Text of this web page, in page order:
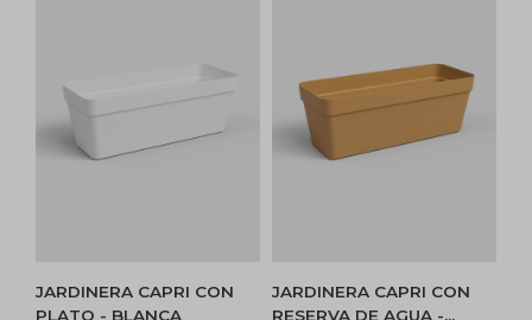
JARDINERA CAPRI CON
PLATO - BLANCA
JARDINERA CAPRI CON
RESERVA DE AGUA -